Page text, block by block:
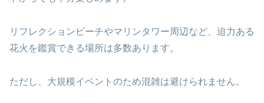
リフレクションビーチやマリンタワー周辺など、迫力ある
花火を鑑賞できる場所は多数あります。
ただし、大規模イベントのため混雑は避けられません。